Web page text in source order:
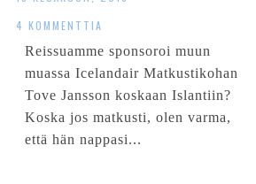
4 KOMMENTTIA
Reissuamme sponsoroi muun
muassa Icelandair Matkustikohan
Tove Jansson koskaan Islantiin?
Koska jos matkusti, olen varma,
että hän nappasi...